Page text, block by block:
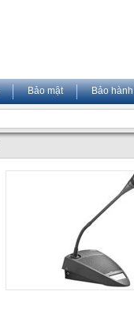
Bảo mật Bảo hành